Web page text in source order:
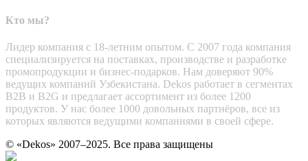
Кто мы?
Лидер компания с 18-летним опытом. С 2007 года компания
специализируется на поставках, производстве и разработке
промопродукции и бизнес-подарков. Нам доверяют 90%
ведущих компаний Узбекистана. Dekos работает в сегментах
B2B и B2G и предлагает ассортимент из более 1200
продуктов. У нас более 1000 довольных партнёров, все из
которых являются ведущими компаниями в своей сфере.
© «Dekos» 2007–2025. Все права защищены